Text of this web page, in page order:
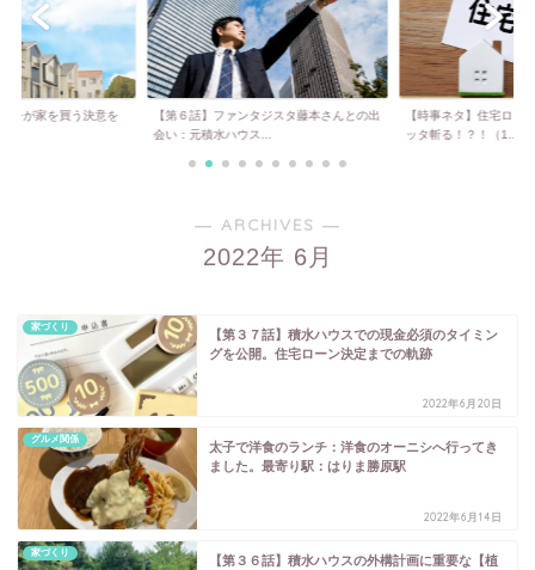
話】ファンタジスタ藤本さんとの出
【時事ネタ】住宅ローンの逆ざや問題をブ
ッタ斬る！？！（1...
注文住宅
変化。要望
― ARCHIVES ―
2022年 6月
家づくり
【第３７話】積水ハウスでの現金必須のタイミン
グを公開。住宅ローン決定までの軌跡
2022年6月20日
グルメ関係
太子で洋食のランチ：洋食のオーニシへ行ってき
ました。最寄り駅：はりま勝原駅
2022年6月14日
家づくり
【第３６話】積水ハウスの外構計画に重要な【植